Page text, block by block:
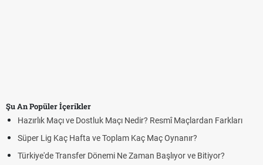
Şu An Popüler İçerikler
Hazırlık Maçı ve Dostluk Maçı Nedir? Resmî Maçlardan Farkları
Süper Lig Kaç Hafta ve Toplam Kaç Maç Oynanır?
Türkiye'de Transfer Dönemi Ne Zaman Başlıyor ve Bitiyor?